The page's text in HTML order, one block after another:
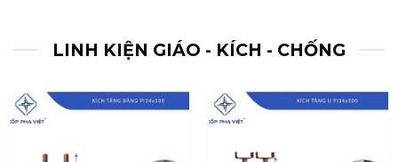
LINH KIỆN GIÁO - KÍCH - CHỐNG